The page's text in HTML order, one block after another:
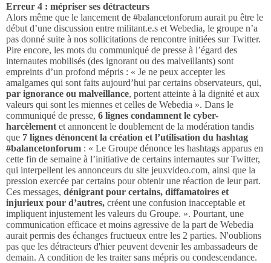
Erreur 4 : mépriser ses détracteurs
Alors même que le lancement de #balancetonforum aurait pu être le
début d’une discussion entre militant.e.s et Webedia, le groupe n’a
pas donné suite à nos sollicitations de rencontre initiées sur Twitter.
Pire encore, les mots du communiqué de presse à l’égard des
internautes mobilisés (des ignorant ou des malveillants) sont
empreints d’un profond mépris : « Je ne peux accepter les
amalgames qui sont faits aujourd’hui par certains observateurs, qui,
par ignorance ou malveillance, portent atteinte à la dignité et aux
valeurs qui sont les miennes et celles de Webedia ». Dans le
communiqué de presse, 6 lignes condamnent le cyber-
harcèlement et annoncent le doublement de la modération tandis
que 7 lignes dénoncent la création et l’utilisation du hashtag
#balancetonforum : « Le Groupe dénonce les hashtags apparus en
cette fin de semaine à l’initiative de certains internautes sur Twitter,
qui interpellent les annonceurs du site jeuxvideo.com, ainsi que la
pression exercée par certains pour obtenir une réaction de leur part.
Ces messages, dénigrant pour certains, diffamatoires et
injurieux pour d’autres, créent une confusion inacceptable et
impliquent injustement les valeurs du Groupe. ». Pourtant, une
communication efficace et moins agressive de la part de Webedia
aurait permis des échanges fructueux entre les 2 parties. N'oublions
pas que les détracteurs d'hier peuvent devenir les ambassadeurs de
demain. A condition de les traiter sans mépris ou condescendance.